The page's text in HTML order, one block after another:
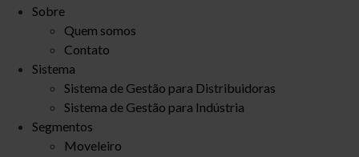
Sobre
Quem somos
Contato
Sistema
Sistema de Gestão para Distribuidoras
Sistema de Gestão para Indústria
Segmentos
Moveleiro